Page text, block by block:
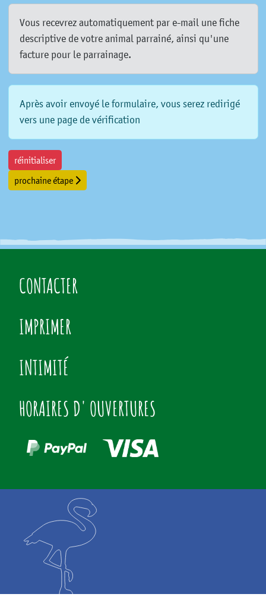
Vous recevrez automatiquement par e-mail une fiche
descriptive de votre animal parrainé, ainsi qu'une
facture pour le parrainage.
Après avoir envoyé le formulaire, vous serez redirigé
vers une page de vérification
réinitialiser
prochaine étape
CONTACTER
IMPRIMER
INTIMITÉ
HORAIRES D' OUVERTURES